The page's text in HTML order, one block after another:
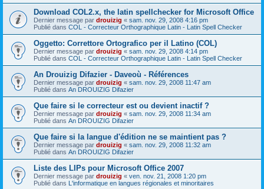
Download COL2.x, the latin spellchecker for Microsoft Office
Dernier message par drouizig « sam. nov. 29, 2008 4:16 pm
Publié dans COL - Correcteur Orthographique Latin - Latin Spell Checker
Oggetto: Correttore Ortografico per il Latino (COL)
Dernier message par drouizig « sam. nov. 29, 2008 4:14 pm
Publié dans COL - Correcteur Orthographique Latin - Latin Spell Checker
An Drouizig Difazier - Daveoù - Références
Dernier message par drouizig « sam. nov. 29, 2008 11:47 am
Publié dans An DROUIZIG Difazier
Que faire si le correcteur est ou devient inactif ?
Dernier message par drouizig « sam. nov. 29, 2008 11:34 am
Publié dans An DROUIZIG Difazier
Que faire si la langue d'édition ne se maintient pas ?
Dernier message par drouizig « sam. nov. 29, 2008 11:32 am
Publié dans An DROUIZIG Difazier
Liste des LIPs pour Microsoft Office 2007
Dernier message par drouizig « ven. nov. 21, 2008 1:20 pm
Publié dans L'informatique en langues régionales et minoritaires